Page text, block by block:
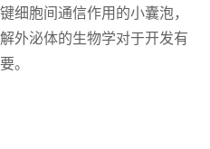
细胞间通信作用的小囊泡，
外泌体的生物学对于开发有
。